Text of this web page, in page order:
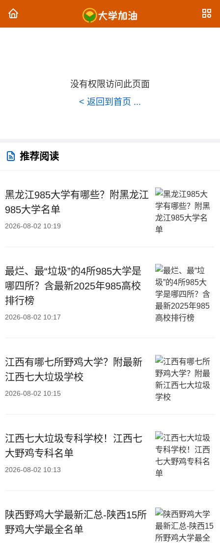
没有权限访问此页面
< 返回到首页 ...
推荐阅读
黑龙江985大学有哪些？附黑龙江
985大学名单
2026-08-02 10:19
最烂、最“垃圾”的4所985大学是
哪四所？含最新2025年985高校
排行榜
2026-08-02 10:17
江西有哪七所野鸡大学？附最新
江西七大垃圾学校
2026-08-02 10:15
江西七大垃圾专科学校！江西七
大野鸡专科名单
2026-08-02 10:13
陕西野鸡大学最新汇总-陕西15所
野鸡大学最全名单